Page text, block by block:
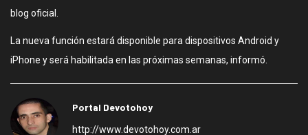
blog oficial.
La nueva función estará disponible para dispositivos Android y
iPhone y será habilitada en las próximas semanas, informó.
Portal Devotohoy
http://www.devotohoy.com.ar